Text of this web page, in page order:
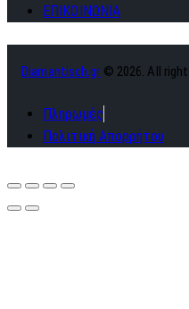
ΕΠΙΚΟΙΝΩΝΙΑ
Diamantisch.gr © 2026. All
Πληρωμές
Πολιτική Απορρήτου